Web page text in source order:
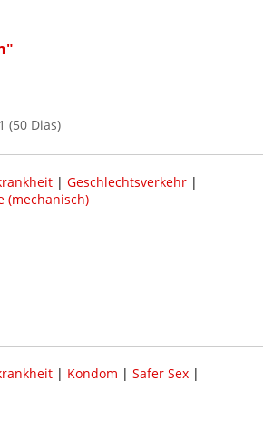
(50 Dias)
| Geschlechtsverkehr|
(mechanisch)
| Kondom | Safer Sex|